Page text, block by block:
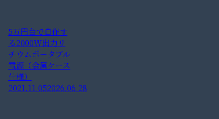
5万円台で自作す
る2000W出力リ
チウムポータブル
電源（金属ケース
仕様）
2021.11.052026.06.28